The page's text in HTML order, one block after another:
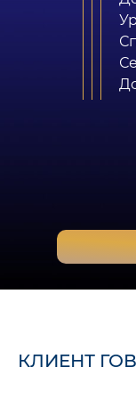
КЛИЕНТ